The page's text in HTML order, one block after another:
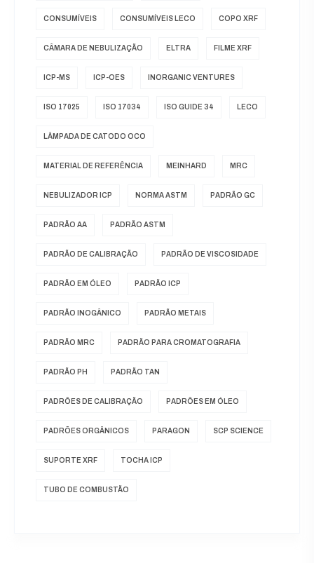
CONSUMÍVEIS CONSUMÍVEIS LECO COPO XRF
CÂMARA DE NEBULIZAÇÃO ELTRA FILME XRF
ICP-MS ICP-OES INORGANIC VENTURES
ISO 17025 ISO 17034 ISO GUIDE 34 LECO
LÂMPADA DE CATODO OCO
MATERIAL DE REFERÊNCIA MEINHARD MRC
NEBULIZADOR ICP NORMA ASTM PADRÃO GC
PADRÃO AA PADRÃO ASTM
PADRÃO DE CALIBRAÇÃO PADRÃO DE VISCOSIDADE
PADRÃO EM ÓLEO PADRÃO ICP
PADRÃO INOGÂNICO PADRÃO METAIS
PADRÃO MRC PADRÃO PARA CROMATOGRAFIA
PADRÃO PH PADRÃO TAN
PADRÕES DE CALIBRAÇÃO PADRÕES EM ÓLEO
PADRÕES ORGÂNICOS PARAGON SCP SCIENCE
SUPORTE XRF TOCHA ICP
TUBO DE COMBUSTÃO